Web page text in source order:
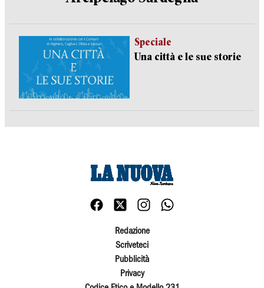
Speciale
Una città e le sue storie
Redazione
Scriveteci
Pubblicità
Privacy